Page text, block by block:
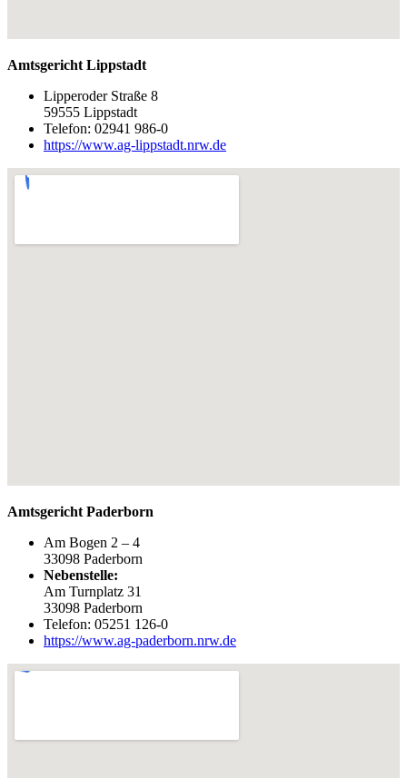
Amtsgericht Lippstadt
Lipperoder Straße 8
59555 Lippstadt
Telefon: 02941 986-0
https://www.ag-lippstadt.nrw.de
Amtsgericht Paderborn
Am Bogen 2 – 4
33098 Paderborn
Nebenstelle:
Am Turnplatz 31
33098 Paderborn
Telefon: 05251 126-0
https://www.ag-paderborn.nrw.de